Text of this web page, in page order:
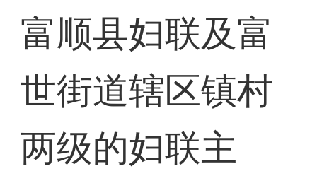
富顺县妇联及富
世街道辖区镇村
两级的妇联主